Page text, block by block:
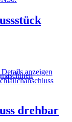
Details anzeigen
drehbar